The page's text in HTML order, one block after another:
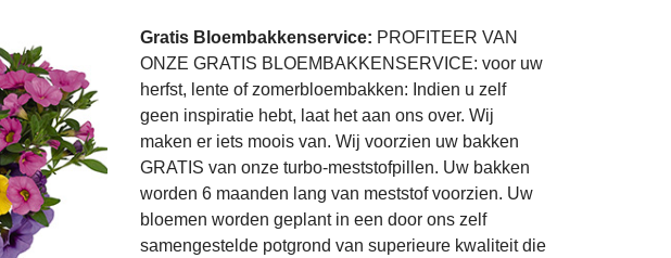
Gratis Bloembakkenservice: PROFITEER VAN
ONZE GRATIS BLOEMBAKKENSERVICE: voor uw
herfst, lente of zomerbloembakken: Indien u zelf
geen inspiratie hebt, laat het aan ons over. Wij
maken er iets moois van. Wij voorzien uw bakken
GRATIS van onze turbo-meststofpillen. Uw bakken
worden 6 maanden lang van meststof voorzien. Uw
bloemen worden geplant in een door ons zelf
samengestelde potgrond van superieure kwaliteit die